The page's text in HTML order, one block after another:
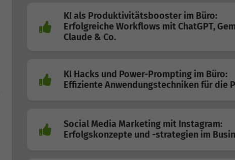
KI als Produktivitätsbooster im Büro:
Erfolgreiche Workflows mit ChatGPT,
Claude & Co.
KI Hacks und Power-Prompting im Büro:
Effiziente Anwendungstechniken für die
Social Media Marketing mit Instagram:
Erfolgskonzepte und -strategien im